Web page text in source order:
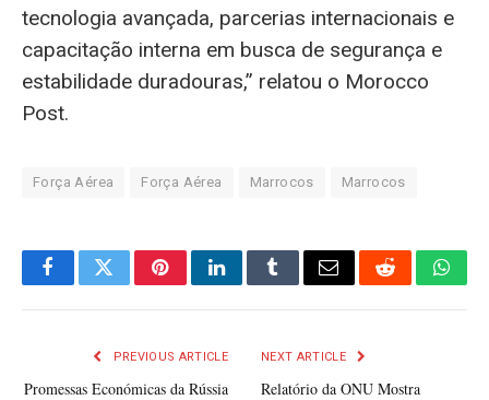
tecnologia avançada, parcerias internacionais e
capacitação interna em busca de segurança e
estabilidade duradouras,” relatou o Morocco
Post.
Força Aérea Força Aérea Marrocos Marrocos
FacebookTwitterPinterestLinkedInTumblrEmail Reddit
PREVIOUS ARTICLE
Promessas Económicas da Rússia
NEXT ARTICLE
Relatório da ONU Mostra